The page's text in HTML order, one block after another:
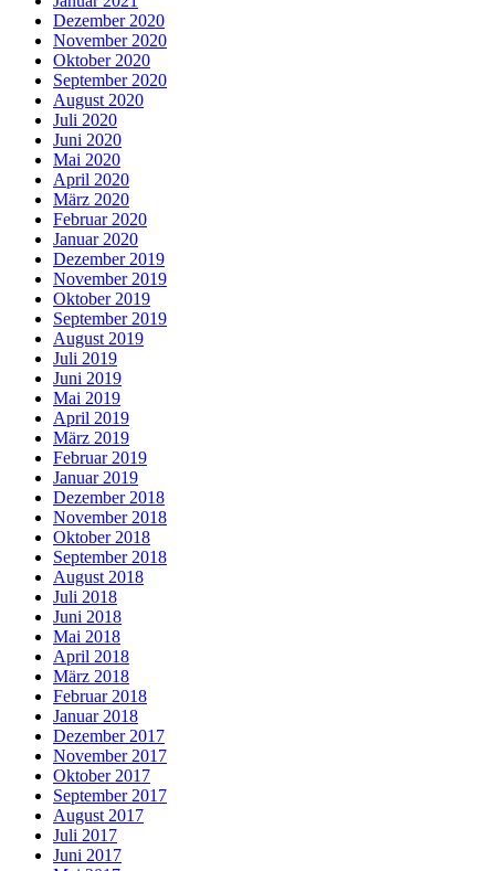
Dezember 2020
November 2020
Oktober 2020
September 2020
August 2020
Juli 2020
Juni 2020
Mai 2020
April 2020
März 2020
Februar 2020
Januar 2020
Dezember 2019
November 2019
Oktober 2019
September 2019
August 2019
Juli 2019
Juni 2019
Mai 2019
April 2019
März 2019
Februar 2019
Januar 2019
Dezember 2018
November 2018
Oktober 2018
September 2018
August 2018
Juli 2018
Juni 2018
Mai 2018
April 2018
März 2018
Februar 2018
Januar 2018
Dezember 2017
November 2017
Oktober 2017
September 2017
August 2017
Juli 2017
Juni 2017